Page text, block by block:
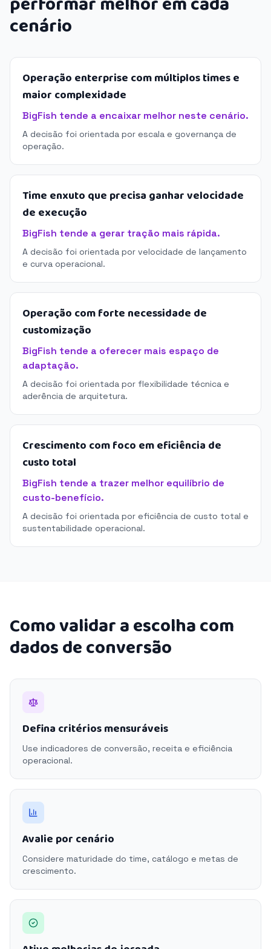
cenário
Operação enterprise com múltiplos times e
maior complexidade
BigFish tende a encaixar melhor neste cenário.
A decisão foi orientada por escala e governança de
operação.
Time enxuto que precisa ganhar velocidade
de execução
BigFish tende a gerar tração mais rápida.
A decisão foi orientada por velocidade de lançamento
e curva operacional.
Operação com forte necessidade de
customização
BigFish tende a oferecer mais espaço de
adaptação.
A decisão foi orientada por flexibilidade técnica e
aderência de arquitetura.
Crescimento com foco em eficiência de
custo total
BigFish tende a trazer melhor equilíbrio de
custo-benefício.
A decisão foi orientada por eficiência de custo total e
sustentabilidade operacional.
Como validar a escolha com
dados de conversão
Defina critérios mensuráveis
Use indicadores de conversão, receita e eficiência
operacional.
Avalie por cenário
Considere maturidade do time, catálogo e metas de
crescimento.